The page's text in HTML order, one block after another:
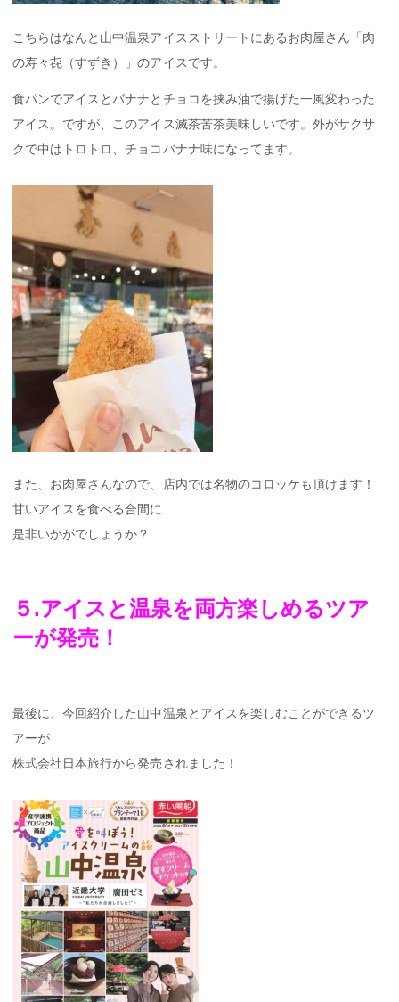
こちらはなんと山中温泉アイスストリートにあるお肉屋さん「肉
の寿々㐂（すずき）」のアイスです。
食パンでアイスとバナナとチョコを挟み油で揚げた一風変わった
アイス。ですが、このアイス滅茶苦茶美味しいです。外がサクサ
クで中はトロトロ、チョコバナナ味になってます。
また、お肉屋さんなので、店内では名物のコロッケも頂けます！
甘いアイスを食べる合間に
是非いかがでしょうか？
５.アイスと温泉を両方楽しめるツア
ーが発売！
最後に、今回紹介した山中温泉とアイスを楽しむことができるツ
アーが
株式会社日本旅行から発売されました！